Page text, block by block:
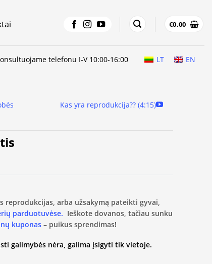
€0.00
telefonu I-V 10:00-16:00 LT EN
Kas yra reprodukcija?? (4:15)
reprodukcijas, arba užsakymą pateikti gyvai,
parduotuvėse. Ieškote dovanos, tačiau sunku
kuponas – puikus sprendimas!
galimybės nėra, galima įsigyti tik vietoje.